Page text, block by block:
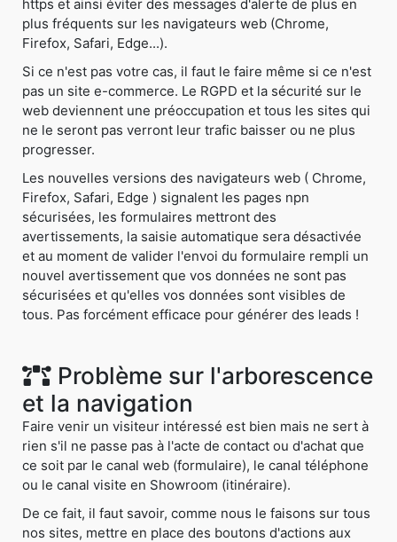
https et ainsi éviter des messages d'alerte de plus en
plus fréquents sur les navigateurs web (Chrome,
Firefox, Safari, Edge...).
Si ce n'est pas votre cas, il faut le faire même si ce n'est
pas un site e-commerce. Le RGPD et la sécurité sur le
web deviennent une préoccupation et tous les sites qui
ne le seront pas verront leur trafic baisser ou ne plus
progresser.
Les nouvelles versions des navigateurs web ( Chrome,
Firefox, Safari, Edge ) signalent les pages npn
sécurisées, les formulaires mettront des
avertissements, la saisie automatique sera désactivée
et au moment de valider l'envoi du formulaire rempli un
nouvel avertissement que vos données ne sont pas
sécurisées et qu'elles vos données sont visibles de
tous. Pas forcément efficace pour générer des leads !
Problème sur l'arborescence
et la navigation
Faire venir un visiteur intéressé est bien mais ne sert à
rien s'il ne passe pas à l'acte de contact ou d'achat que
ce soit par le canal web (formulaire), le canal téléphone
ou le canal visite en Showroom (itinéraire).
De ce fait, il faut savoir, comme nous le faisons sur tous
nos sites, mettre en place des boutons d'actions aux